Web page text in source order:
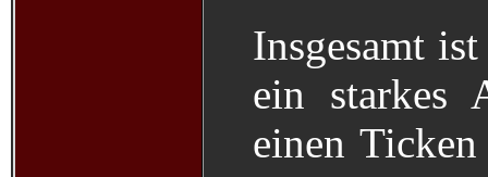
Insgesamt
ein starkes
einen